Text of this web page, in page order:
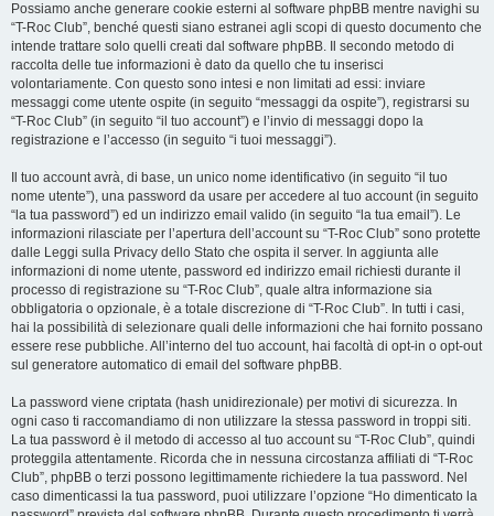
Possiamo anche generare cookie esterni al software phpBB mentre navighi su
“T-Roc Club”, benché questi siano estranei agli scopi di questo documento che
intende trattare solo quelli creati dal software phpBB. Il secondo metodo di
raccolta delle tue informazioni è dato da quello che tu inserisci
volontariamente. Con questo sono intesi e non limitati ad essi: inviare
messaggi come utente ospite (in seguito “messaggi da ospite”), registrarsi su
“T-Roc Club” (in seguito “il tuo account”) e l’invio di messaggi dopo la
registrazione e l’accesso (in seguito “i tuoi messaggi”).
Il tuo account avrà, di base, un unico nome identificativo (in seguito “il tuo
nome utente”), una password da usare per accedere al tuo account (in seguito
“la tua password”) ed un indirizzo email valido (in seguito “la tua email”). Le
informazioni rilasciate per l’apertura dell’account su “T-Roc Club” sono protette
dalle Leggi sulla Privacy dello Stato che ospita il server. In aggiunta alle
informazioni di nome utente, password ed indirizzo email richiesti durante il
processo di registrazione su “T-Roc Club”, quale altra informazione sia
obbligatoria o opzionale, è a totale discrezione di “T-Roc Club”. In tutti i casi,
hai la possibilità di selezionare quali delle informazioni che hai fornito possano
essere rese pubbliche. All’interno del tuo account, hai facoltà di opt-in o opt-out
sul generatore automatico di email del software phpBB.
La password viene criptata (hash unidirezionale) per motivi di sicurezza. In
ogni caso ti raccomandiamo di non utilizzare la stessa password in troppi siti.
La tua password è il metodo di accesso al tuo account su “T-Roc Club”, quindi
proteggila attentamente. Ricorda che in nessuna circostanza affiliati di “T-Roc
Club”, phpBB o terzi possono legittimamente richiedere la tua password. Nel
caso dimenticassi la tua password, puoi utilizzare l’opzione “Ho dimenticato la